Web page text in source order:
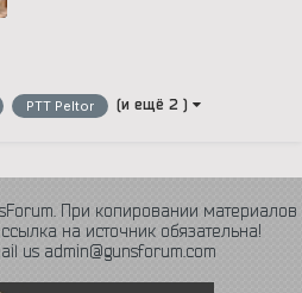
PTT Peltor (и ещё 2 )
При копировании материалов
на источник обязательна!
us admin@gunsforum.com